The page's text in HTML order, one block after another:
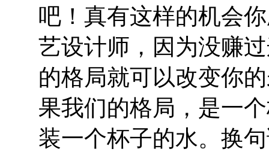
吧！真有这样的机会
艺设计师，因为没赚
的格局就可以改变你
果我们的格局，是一
装一个杯子的水。换